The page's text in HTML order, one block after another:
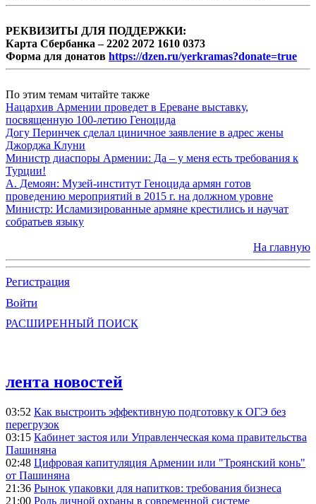
РЕКВИЗИТЫ ДЛЯ ПОДДЕРЖКИ:
Карта Сбербанка – 2202 2072 1610 0373
Форма для донатов https://dzen.ru/yerkramas?donate=true
По этим темам читайте также
Нацархив Армении проведет в Ереване выставку,
посвященную 100-летию Геноцида
Догу Перинчек сделал циничное заявление в адрес жены
Джорджа Клуни
Министр диаспоры Армении: Да – у меня есть требования к
Турции!
А. Демоян: Музей-институт Геноцида армян готов
проведению мероприятий в 2015 г. на должном уровне
Министр: Исламизированные армяне крестились и научат
собратьев языку
На главную
Регистрация
Войти
РАСШИРЕННЫЙ ПОИСК
лента новостей
03:52 Как выстроить эффективную подготовку к ОГЭ без
перегрузок
03:15 Кабинет застоя или Управленческая кома правительства
Пашиняна
02:48 Цифровая капитуляция Армении или "Троянский конь"
от Пашиняна
21:36 Рынок упаковки для напитков: требования бизнеса
21:00 Роль личной охраны в современной системе